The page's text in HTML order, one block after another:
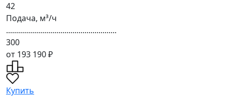
42
Подача, м³/ч
.......................................................
300
от 193 190 ₽
Купить